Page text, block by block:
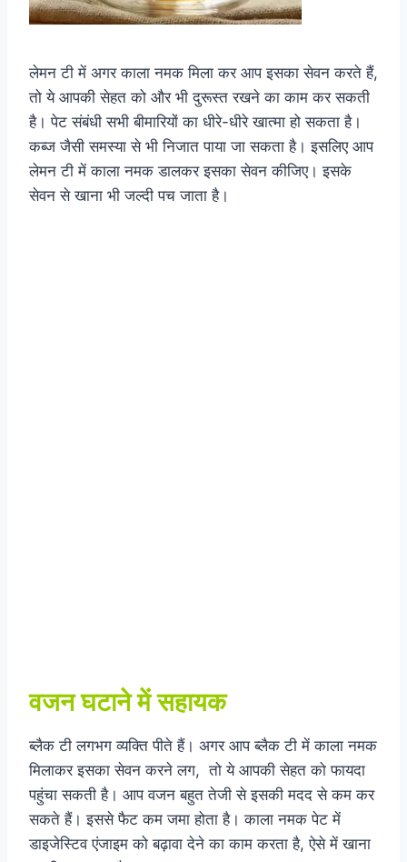
लेमन टी में अगर काला नमक मिला कर आप इसका सेवन करते हैं,
तो ये आपकी सेहत को और भी दुरूस्त रखने का काम कर सकती
है। पेट संबंधी सभी बीमारियों का धीरे-धीरे खात्मा हो सकता है।
कब्ज जैसी समस्या से भी निजात पाया जा सकता है। इसलिए आप
लेमन टी में काला नमक डालकर इसका सेवन कीजिए। इसके
सेवन से खाना भी जल्दी पच जाता है।
वजन घटाने में सहायक
ब्लैक टी लगभग व्यक्ति पीते हैं। अगर आप ब्लैक टी में काला नमक
मिलाकर इसका सेवन करने लग, तो ये आपकी सेहत को फायदा
पहुंचा सकती है। आप वजन बहुत तेजी से इसकी मदद से कम कर
सकते हैं। इससे फैट कम जमा होता है। काला नमक पेट में
डाइजेस्टिव एंजाइम को बढ़ावा देने का काम करता है, ऐसे में खाना